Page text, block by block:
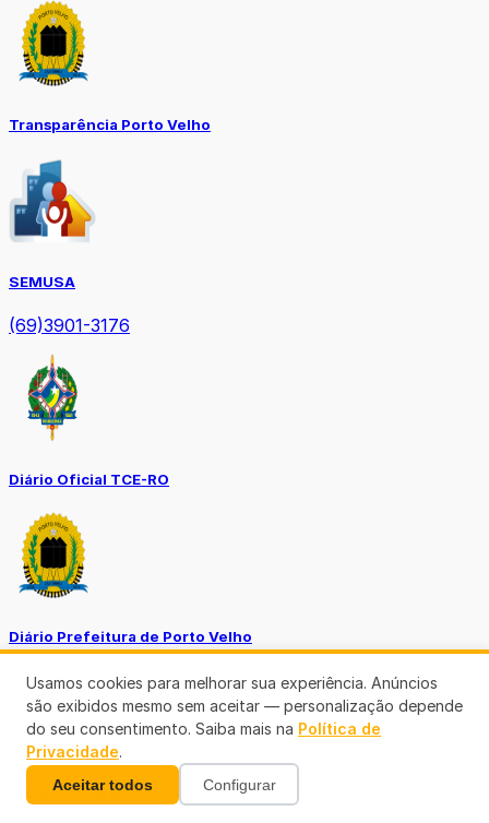
Transparência Porto Velho
SEMUSA
(69)3901-3176
Diário Oficial TCE-RO
Diário Prefeitura de Porto Velho
Diário Oficial de RO
Usamos cookies para melhorar sua experiência. Anúncios
são exibidos mesmo sem aceitar — personalização depende
do seu consentimento. Saiba mais na Política de
Privacidade.
Aceitar todos Configurar